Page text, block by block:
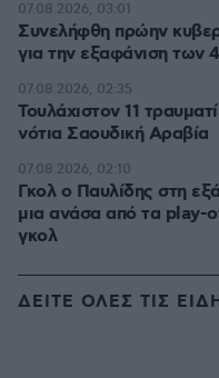
Συνελήφθη πρώην
για την εξαφάνιση των
07.08.2026, 03:01
Τουλάχιστον 11
νότια Σαουδική Αραβία
07.08.2026, 02:35
Γκολ ο Παυλίδης στη
μια ανάσα από τα play-
γκολ
07.08.2026, 02:10
ΔΕΙΤΕ ΟΛΕΣ ΤΙΣ